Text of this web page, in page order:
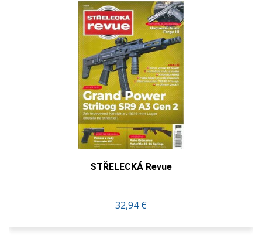
Plus JEDEN DEŇ
158,80 €